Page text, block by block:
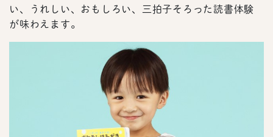
い、うれしい、おもしろい、三拍子そろった読書体験
が味わえます。